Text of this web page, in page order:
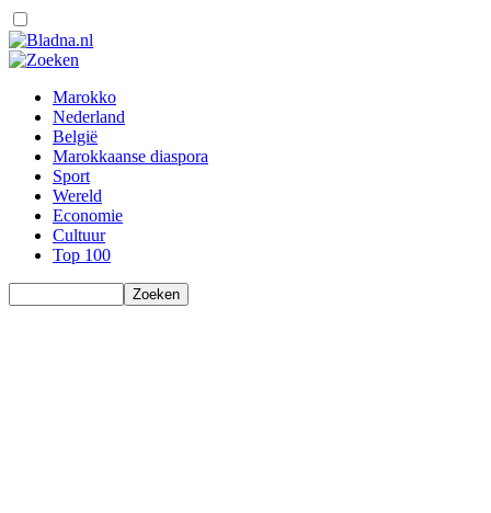
Marokko
Nederland
België
Marokkaanse diaspora
Sport
Wereld
Economie
Cultuur
Top 100